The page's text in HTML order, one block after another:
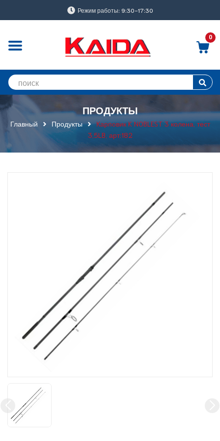
Режим работы: 9:30-17:30
0
ПРОДУКТЫ
Главный Продукты
Карповик K NOBLEST 3 колена, тест
3,5LB, арт:182